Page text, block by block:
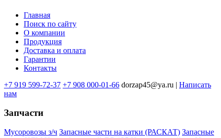
Меню
подвале
Главная
Поиск по сайту
О компании
Продукция
Доставка и оплата
Гарантии
Контакты
+7 919 599-72-37 +7 908 000-01-66 dorzap45@ya.ru | Написать
нам
Запчасти
Мусоровозы з/ч Запасные части на катки (РАСКАТ) Запасные